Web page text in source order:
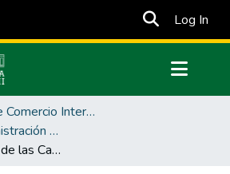
Log In
Facultad de Comercio Internacional, Integración, Administración y Economía Empresarial
Carrera de Administración de Empresas y Marketing
Los beneficiarios de las Capacitaciones del Servicio Ecuatoriano de Capacitación Profesional (SECAP) y su aporte en la generación de microempresas en la ciudad de Tulcán en los últimos cinco años